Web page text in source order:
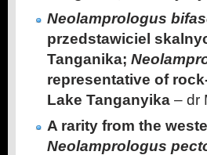
Neolamprologus
przedstawiciel
Tanganika;
representative of
Lake Tanganyika – dr
A rarity from the
Neolamprologus